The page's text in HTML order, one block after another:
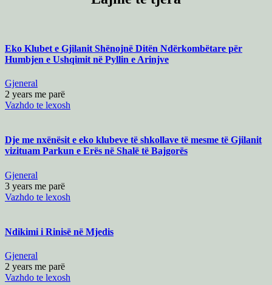
Eko Klubet e Gjilanit Shënojnë Ditën Ndërkombëtare për
Humbjen e Ushqimit në Pyllin e Arinjve
Gjeneral
2 years me parë
Vazhdo te lexosh
Dje me nxënësit e eko klubeve të shkollave të mesme të Gjilanit
vizituam Parkun e Erës në Shalë të Bajgorës
Gjeneral
3 years me parë
Vazhdo te lexosh
Ndikimi i Rinisë në Mjedis
Gjeneral
2 years me parë
Vazhdo te lexosh